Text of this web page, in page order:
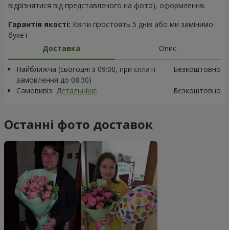
відрізнятися від представленого на фото), оформлення.
Гарантія якості: Квіти простоять 5 днів або ми замінимо
букет
Доставка
Опис
Найближча (сьогодні з 09:00, при сплаті
замовлення до 08:30)
Безкоштовно
Самовивіз Детальніше Безкоштовно
Останні фото доставок